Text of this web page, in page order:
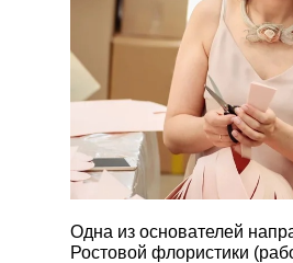
Одна из основателей
Ростовой флористики